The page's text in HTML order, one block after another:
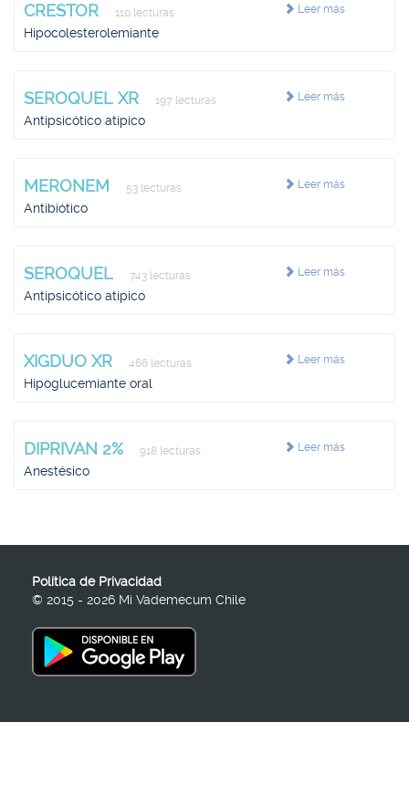
Leer más
CRESTOR 110 lecturas
Hipocolesterolemiante
Leer más
SEROQUEL XR 197 lecturas
Antipsicótico atípico
Leer más
MERONEM 53 lecturas
Antibiótico
Leer más
SEROQUEL 743 lecturas
Antipsicótico atípico
Leer más
XIGDUO XR 466 lecturas
Hipoglucemiante oral
Leer más
DIPRIVAN 2% 918 lecturas
Anestésico
Política de Privacidad
© 2015 - 2026 Mi Vademecum Chile